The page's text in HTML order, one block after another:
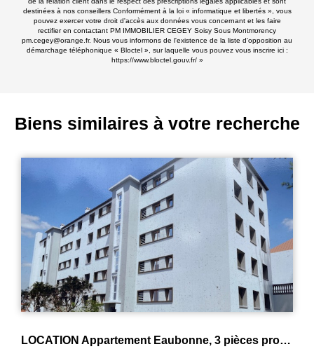
destinées à nos conseillers Conformément à la loi « informatique et libertés », vous
pouvez exercer votre droit d'accès aux données vous concernant et les faire
rectifier en contactant PM IMMOBILIER CEGEY Soisy Sous Montmorency
pm.cegey@orange.fr. Nous vous informons de l'existence de la liste d'opposition au
démarchage téléphonique « Bloctel », sur laquelle vous pouvez vous inscrire ici :
https://www.bloctel.gouv.fr/»
Biens similaires à votre recherche
LOCATION Appartement Eaubonne, 3 pièces proche gare
4 pièces 65m² ETAT NEUF